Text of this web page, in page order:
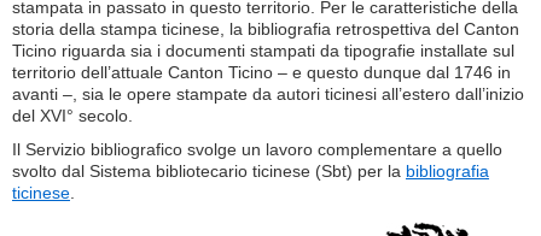
stampata in passato in questo territorio. Per le caratteristiche della
storia della stampa ticinese, la bibliografia retrospettiva del Canton
Ticino riguarda sia i documenti stampati da tipografie installate sul
territorio dell’attuale Canton Ticino – e questo dunque dal 1746 in
avanti –, sia le opere stampate da autori ticinesi all’estero dall’inizio
del XVI° secolo.
Il Servizio bibliografico svolge un lavoro complementare a quello
svolto dal Sistema bibliotecario ticinese (Sbt) per la bibliografia
ticinese